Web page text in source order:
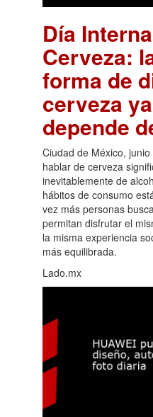
Día
Cerveza:
forma de
cerveza
depende
Ciudad de México,
hablar de cerveza
inevitablemente de
hábitos de consumo
vez más personas
permitan disfrutar el
la misma experiencia
más equilibrada.
Lado.mx